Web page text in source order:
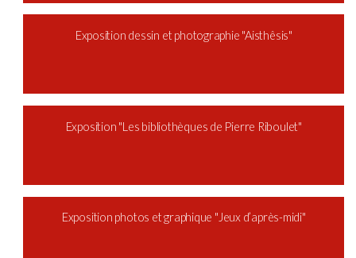
Exposition dessin et photographie "Aisthêsis"
Exposition "Les bibliothèques de Pierre Riboulet"
Exposition photos et graphique "Jeux d’après-midi"